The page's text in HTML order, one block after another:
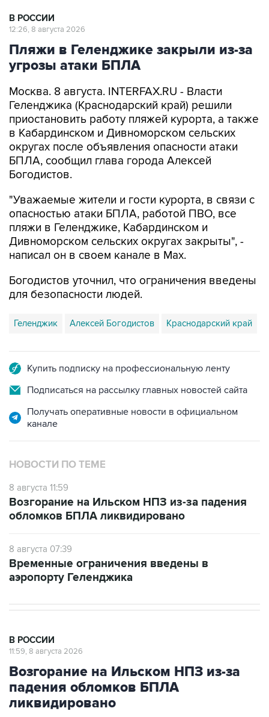
В РОССИИ
12:26, 8 августа 2026
Пляжи в Геленджике закрыли из-за
угрозы атаки БПЛА
Москва. 8 августа. INTERFAX.RU - Власти
Геленджика (Краснодарский край) решили
приостановить работу пляжей курорта, а также
в Кабардинском и Дивноморском сельских
округах после объявления опасности атаки
БПЛА, сообщил глава города Алексей
Богодистов.
"Уважаемые жители и гости курорта, в связи с
опасностью атаки БПЛА, работой ПВО, все
пляжи в Геленджике, Кабардинском и
Дивноморском сельских округах закрыты", -
написал он в своем канале в Max.
Богодистов уточнил, что ограничения введены
для безопасности людей.
Геленджик Алексей Богодистов Краснодарский край
Купить подписку на профессиональную ленту
Подписаться на рассылку главных новостей сайта
Получать оперативные новости в официальном
канале
НОВОСТИ ПО ТЕМЕ
8 августа 11:59
Возгорание на Ильском НПЗ из-за падения
обломков БПЛА ликвидировано
8 августа 07:39
Временные ограничения введены в
аэропорту Геленджика
В РОССИИ
11:59, 8 августа 2026
Возгорание на Ильском НПЗ из-за
падения обломков БПЛА
ликвидировано